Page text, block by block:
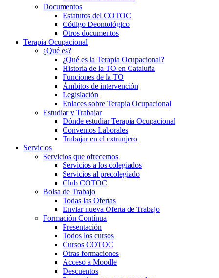
Documentos
Estatutos del COTOC
Código Deontológico
Otros documentos
Terapia Ocupacional
¿Qué es?
¿Qué es la Terapia Ocupacional?
Historia de la TO en Cataluña
Funciones de la TO
Ámbitos de intervención
Legislación
Enlaces sobre Terapia Ocupacional
Estudiar y Trabajar
Dónde estudiar Terapia Ocupacional
Convenios Laborales
Trabajar en el extranjero
Servicios
Servicios que ofrecemos
Servicios a los colegiados
Servicios al precolegiado
Club COTOC
Bolsa de Trabajo
Todas las Ofertas
Enviar nueva Oferta de Trabajo
Formación Contínua
Presentación
Todos los cursos
Cursos COTOC
Otras formaciones
Acceso a Moodle
Descuentos